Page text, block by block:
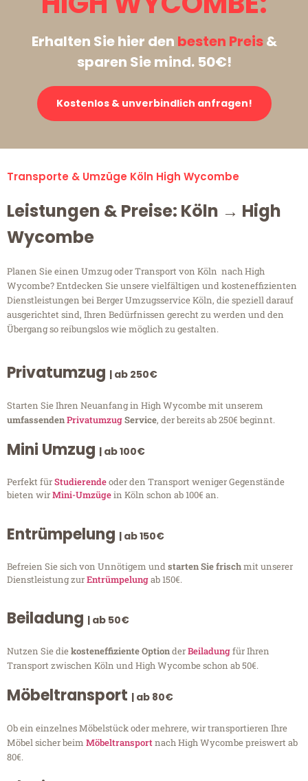
Erhalten Sie hier den besten Preis&
sparen Sie mind. 50€!
Kostenlos & unverbindlich anfragen!
Transporte & Umzüge Köln High Wycombe
Leistungen & Preise: Köln → High
Wycombe
Planen Sie einen Umzug oder Transport von Köln nach High
Wycombe? Entdecken Sie unsere vielfältigen und kosteneffizienten
Dienstleistungen bei Berger Umzugsservice Köln, die speziell darauf
ausgerichtet sind, Ihren Bedürfnissen gerecht zu werden und den
Übergang so reibungslos wie möglich zu gestalten.
Privatumzug | ab 250€
Starten Sie Ihren Neuanfang in High Wycombe mit unserem
umfassendenPrivatumzugService, der bereits ab 250€ beginnt.
Mini Umzug | ab 100€
Perfekt fürStudierendeoder den Transport weniger Gegenstände
bieten wirMini-Umzügein Köln schon ab 100€ an.
Entrümpelung | ab 150€
Befreien Sie sich von Unnötigem undstarten Sie frischmit unserer
Dienstleistung zurEntrümpelungab 150€.
Beiladung | ab 50€
Nutzen Sie diekosteneffiziente OptionderBeiladungfür Ihren
Transport zwischen Köln und High Wycombe schon ab 50€.
Möbeltransport | ab 80€
Ob ein einzelnes Möbelstück oder mehrere, wir transportieren Ihre
Möbel sicher beim Möbeltransportnach High Wycombe preiswert ab
80€.